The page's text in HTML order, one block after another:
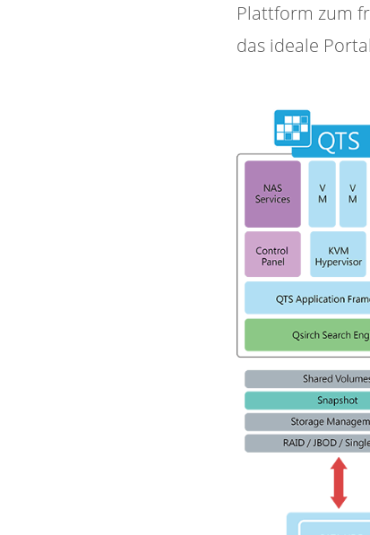
Plattform zum
das ideale